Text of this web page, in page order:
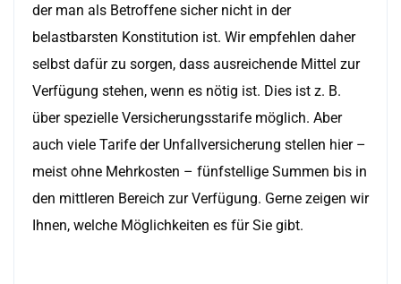
der man als Betroffene sicher nicht in der
belastbarsten Konstitution ist. Wir empfehlen daher
selbst dafür zu sorgen, dass ausreichende Mittel zur
Verfügung stehen, wenn es nötig ist. Dies ist z. B.
über spezielle Versicherungsstarife möglich. Aber
auch viele Tarife der Unfallversicherung stellen hier –
meist ohne Mehrkosten – fünfstellige Summen bis in
den mittleren Bereich zur Verfügung. Gerne zeigen wir
Ihnen, welche Möglichkeiten es für Sie gibt.